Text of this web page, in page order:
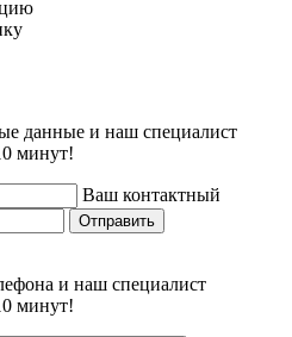
данные и наш специалист
минут!
Ваш контактный
Отправить
и наш специалист
минут!